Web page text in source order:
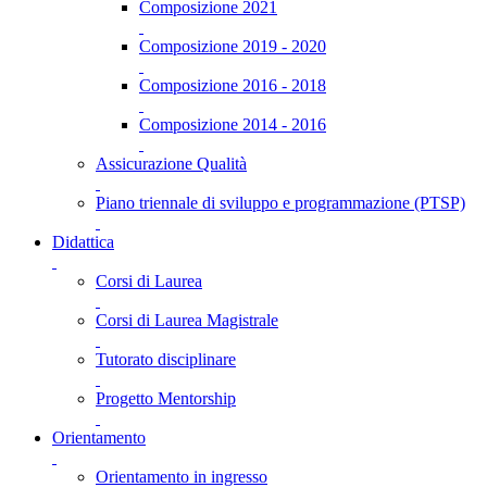
Composizione 2021
Composizione 2019 - 2020
Composizione 2016 - 2018
Composizione 2014 - 2016
Assicurazione Qualità
Piano triennale di sviluppo e programmazione (PTSP)
Didattica
Corsi di Laurea
Corsi di Laurea Magistrale
Tutorato disciplinare
Progetto Mentorship
Orientamento
Orientamento in ingresso